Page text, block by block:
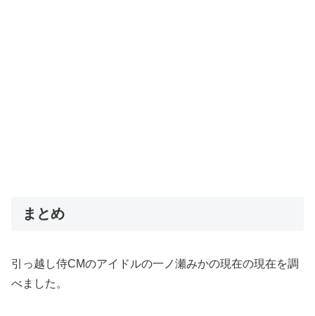
まとめ
引っ越し侍CMのアイドルの一ノ瀬みかの現在の現在を調
べました。